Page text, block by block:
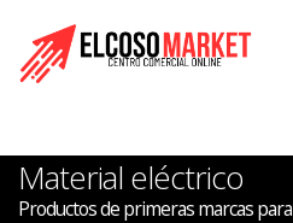
Material eléctrico
Productos de primeras marcas